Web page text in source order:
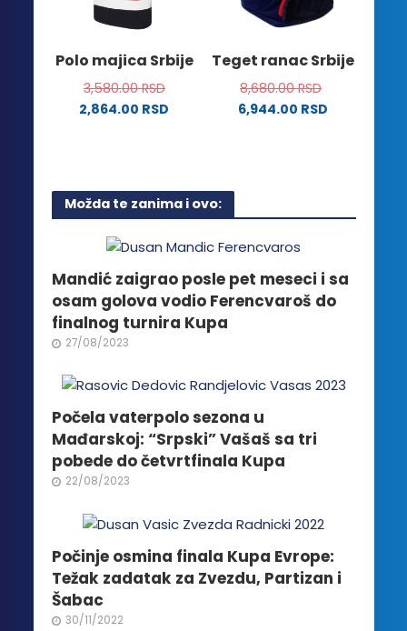
biti
izabrane
stranici
proizvoda.
na
proizvoda.
Polo majica Srbije
3,580.00RSD
2,864.00 RSD
više
varijanti.
mogu
biti
izabrane
na
stranici
Teget ranac Srbije
8,680.00RSD
6,944.00 RSD
Možda te zanima i ovo:
Mandić zaigrao posle pet meseci i sa
osam golova vodio Ferencvaroš do
finalnog turnira Kupa
27/08/2023
Počela vaterpolo sezona u
Mađarskoj: “Srpski” Vašaš sa tri
pobede do četvrtfinala Kupa
22/08/2023
Počinje osmina finala Kupa Evrope:
Težak zadatak za Zvezdu, Partizan i
Šabac
30/11/2022